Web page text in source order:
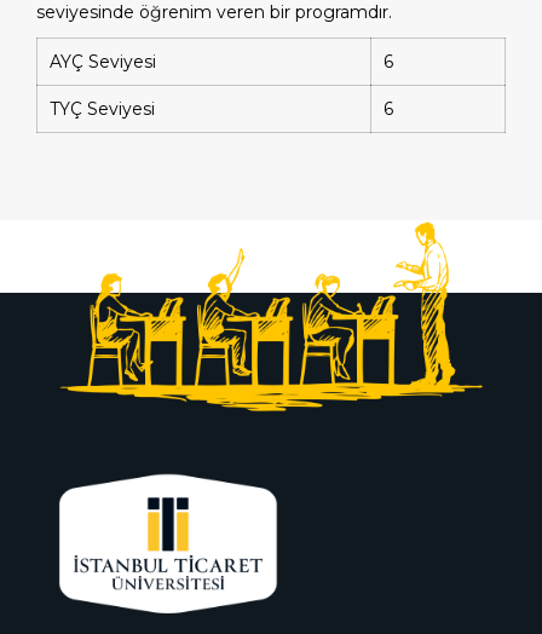
seviyesinde öğrenim veren bir programdır.
AYÇ Seviyesi 6
TYÇ Seviyesi 6